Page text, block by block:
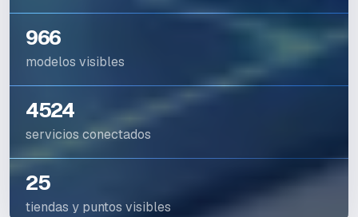
966
modelos visibles
4524
servicios conectados
25
tiendas y puntos visibles